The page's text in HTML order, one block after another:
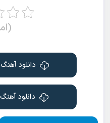
دانلود آهنگ
دانلود آهنگ